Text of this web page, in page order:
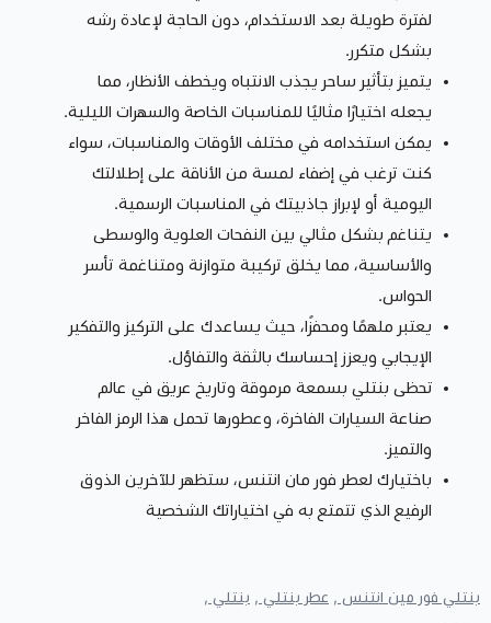
لفترة طويلة بعد الاستخدام، دون الحاجة لإعادة رشه
بشكل متكرر.
يتميز بتأثير ساحر يجذب الانتباه ويخطف الأنظار، مما
يجعله اختيارًا مثاليًا للمناسبات الخاصة والسهرات الليلية.
يمكن استخدامه في مختلف الأوقات والمناسبات، سواء
كنت ترغب في إضفاء لمسة من الأناقة على إطلالتك
اليومية أو لإبراز جاذبيتك في المناسبات الرسمية.
يتناغم بشكل مثالي بين النفحات العلوية والوسطى
والأساسية، مما يخلق تركيبة متوازنة ومتناغمة تأسر
الحواس.
يعتبر ملهمًا ومحفزًا، حيث يساعدك على التركيز والتفكير
الإيجابي ويعزز إحساسك بالثقة والتفاؤل.
تحظى بنتلي بسمعة مرموقة وتاريخ عريق في عالم
صناعة السيارات الفاخرة، وعطورها تحمل هذا الرمز الفاخر
والتميز.
باختيارك لعطر فور مان انتنس، ستظهر للآخرين الذوق
الرفيع الذي تتمتع به في اختياراتك الشخصية
بنتلي فور مين انتنس , عطر بنتلي , بنتلي ,